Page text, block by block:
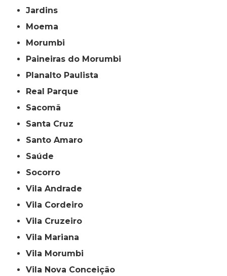
Jardins
Moema
Morumbi
Paineiras do Morumbi
Planalto Paulista
Real Parque
Sacomã
Santa Cruz
Santo Amaro
Saúde
Socorro
Vila Andrade
Vila Cordeiro
Vila Cruzeiro
Vila Mariana
Vila Morumbi
Vila Nova Conceição